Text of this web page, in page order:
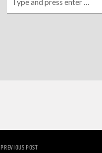
PREVIOUS POST